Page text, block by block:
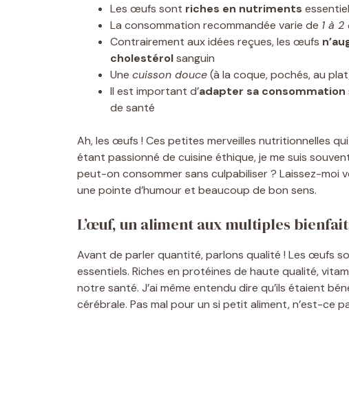
Les œufs sont riches en nutriments
La consommation recommandée varie de 1 à
Contrairement aux idées reçues, les œufs
cholestérolsanguin
Une cuisson douce(à la coque, pochés, au
Il est important d’adapter sa consommation
de santé
Ah, les œufs ! Ces petites merveilles nutritionnelles
étant passionné de cuisine éthique, je me suis
peut-on consommer sans culpabiliser ? Laissez-moi
une pointe d’humour et beaucoup de bon sens.
L’œuf, un aliment aux multiples
Avant de parler quantité, parlons qualité ! Les œufs
essentiels. Riches en protéines de haute qualité,
notre santé. J’ai même entendu dire qu’ils étaient
cérébrale. Pas mal pour un si petit aliment, n’est-ce